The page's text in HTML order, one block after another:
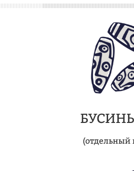
(отдельный